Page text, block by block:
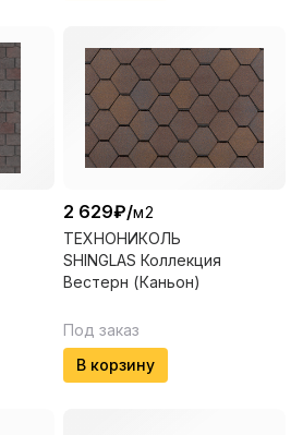
2 629₽/м2
ТЕХНОНИКОЛЬ
SHINGLAS Коллекция
Вестерн (Каньон)
Под заказ
В корзину